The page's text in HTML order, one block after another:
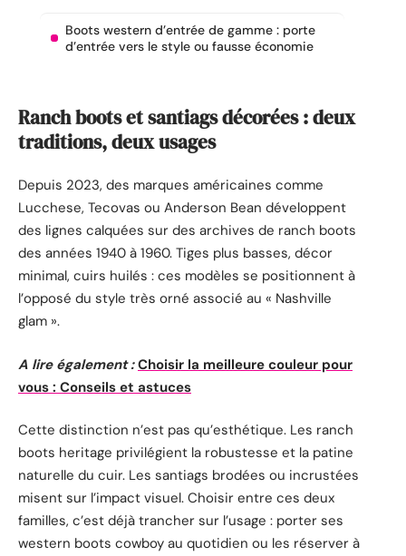
Boots western d’entrée de gamme : porte
d’entrée vers le style ou fausse économie
Ranch boots et santiags décorées : deux
traditions, deux usages
Depuis 2023, des marques américaines comme
Lucchese, Tecovas ou Anderson Bean développent
des lignes calquées sur des archives de ranch boots
des années 1940 à 1960. Tiges plus basses, décor
minimal, cuirs huilés : ces modèles se positionnent à
l’opposé du style très orné associé au « Nashville
glam ».
A lire également : Choisir la meilleure couleur pour
vous : Conseils et astuces
Cette distinction n’est pas qu’esthétique. Les ranch
boots heritage privilégient la robustesse et la patine
naturelle du cuir. Les santiags brodées ou incrustées
misent sur l’impact visuel. Choisir entre ces deux
familles, c’est déjà trancher sur l’usage : porter ses
western boots cowboy au quotidien ou les réserver à